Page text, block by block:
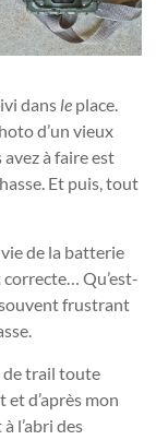
dans le place.
d’un vieux
à faire est
Et puis, tout
de la batterie
Qu’est-
souvent frustrant
de trail toute
et d’après mon
l’abri des